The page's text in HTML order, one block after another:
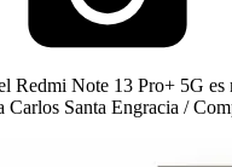
Redmi Note 13 Pro+ 5G es
Carlos Santa Engracia /